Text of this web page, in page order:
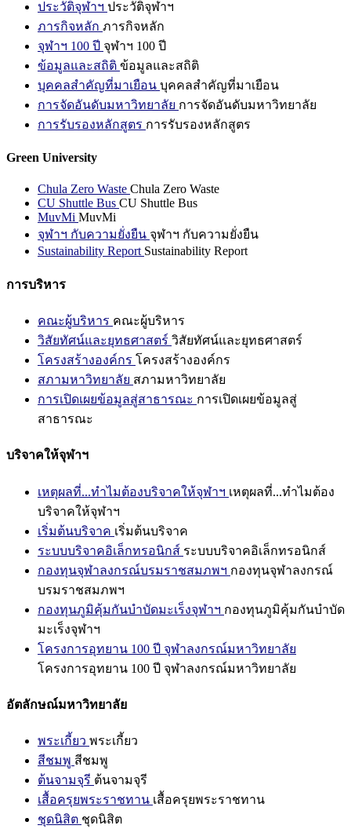
ประวัติจุฬาฯ ประวัติจุฬาฯ
ภารกิจหลัก ภารกิจหลัก
จุฬาฯ 100 ปี จุฬาฯ 100 ปี
ข้อมูลและสถิติ ข้อมูลและสถิติ
บุคคลสำคัญที่มาเยือน บุคคลสำคัญที่มาเยือน
การจัดอันดับมหาวิทยาลัย การจัดอันดับมหาวิทยาลัย
การรับรองหลักสูตร การรับรองหลักสูตร
Green University
Chula Zero Waste Chula Zero Waste
CU Shuttle Bus CU Shuttle Bus
MuvMi MuvMi
จุฬาฯ กับความยั่งยืน จุฬาฯ กับความยั่งยืน
Sustainability Report Sustainability Report
การบริหาร
คณะผู้บริหาร คณะผู้บริหาร
วิสัยทัศน์และยุทธศาสตร์ วิสัยทัศน์และยุทธศาสตร์
โครงสร้างองค์กร โครงสร้างองค์กร
สภามหาวิทยาลัย สภามหาวิทยาลัย
การเปิดเผยข้อมูลสู่สาธารณะ การเปิดเผยข้อมูลสู่
สาธารณะ
บริจาคให้จุฬาฯ
เหตุผลที่...ทำไมต้องบริจาคให้จุฬาฯ เหตุผลที่...ทำไมต้อง
บริจาคให้จุฬาฯ
เริ่มต้นบริจาค เริ่มต้นบริจาค
ระบบบริจาคอิเล็กทรอนิกส์ ระบบบริจาคอิเล็กทรอนิกส์
กองทุนจุฬาลงกรณ์บรมราชสมภพฯ กองทุนจุฬาลงกรณ์
บรมราชสมภพฯ
กองทุนภูมิคุ้มกันบำบัดมะเร็งจุฬาฯ กองทุนภูมิคุ้มกันบำบัด
มะเร็งจุฬาฯ
โครงการอุทยาน 100 ปี จุฬาลงกรณ์มหาวิทยาลัย
โครงการอุทยาน 100 ปี จุฬาลงกรณ์มหาวิทยาลัย
อัตลักษณ์มหาวิทยาลัย
พระเกี้ยว พระเกี้ยว
สีชมพู สีชมพู
ต้นจามจุรี ต้นจามจุรี
เสื้อครุยพระราชทาน เสื้อครุยพระราชทาน
ชุดนิสิต ชุดนิสิต